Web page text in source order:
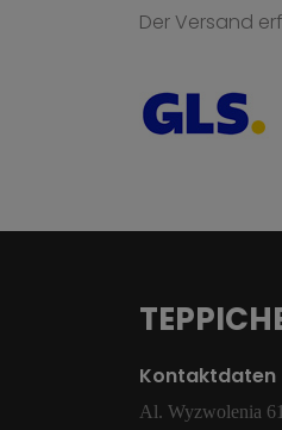
Der Versand
Kontaktdaten
Al. Wyzwolenia